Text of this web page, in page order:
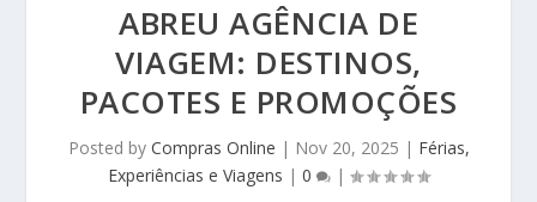
ABREU AGÊNCIA DE
VIAGEM: DESTINOS,
PACOTES E PROMOÇÕES
Posted by Compras Online | Nov 20, 2025 | Férias,
Experiências e Viagens | 0 |